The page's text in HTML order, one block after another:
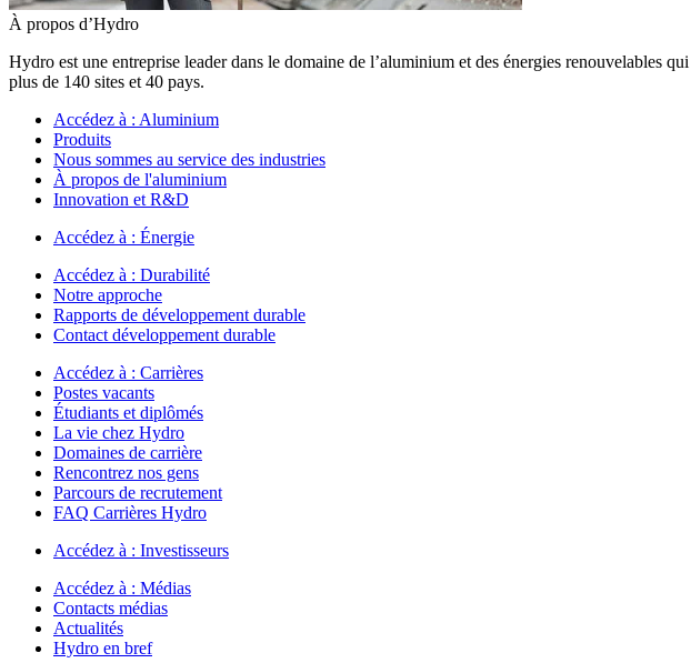
À propos d’Hydro
Hydro est une entreprise leader dans le domaine de l’aluminium et des énergies renouvelables
plus de 140 sites et 40 pays.
Accédez à : Aluminium
Produits
Nous sommes au service des industries
À propos de l'aluminium
Innovation et R&D
Accédez à : Énergie
Accédez à : Durabilité
Notre approche
Rapports de développement durable
Contact développement durable
Accédez à : Carrières
Postes vacants
Étudiants et diplômés
La vie chez Hydro
Domaines de carrière
Rencontrez nos gens
Parcours de recrutement
FAQ Carrières Hydro
Accédez à : Investisseurs
Accédez à : Médias
Contacts médias
Actualités
Hydro en bref